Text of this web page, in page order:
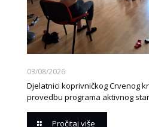
03/08/2026
Djelatnici koprivničkog Crvenog
provedbu programa aktivnog
Pročitaj više